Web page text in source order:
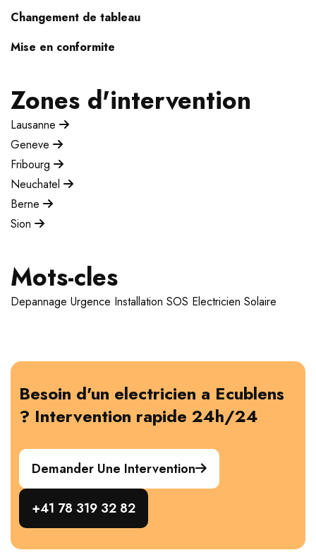
Changement de tableau
Mise en conformite
Zones d'intervention
Lausanne
Geneve
Fribourg
Neuchatel
Berne
Sion
Mots-cles
Depannage Urgence Installation SOS Electricien Solaire
Besoin d'un electricien a Ecublens
? Intervention rapide 24h/24
Demander Une Intervention
+41 78 319 32 82